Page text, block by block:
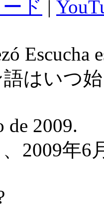
ド |
Escucha
はいつ
de 2009.
2009年6